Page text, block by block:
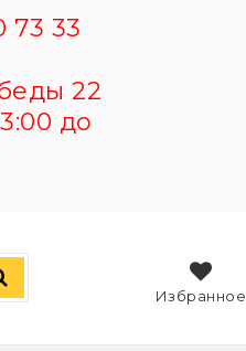
73 33
22
до
Избранное